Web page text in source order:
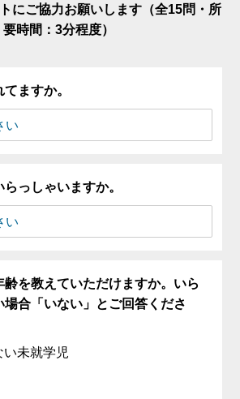
にご協力お願いします（全15問・所
要時間：3分程度）
ますか。
っしゃいますか。
齢を教えていただけますか。いら
場合「いない」とご回答くださ
未就学児